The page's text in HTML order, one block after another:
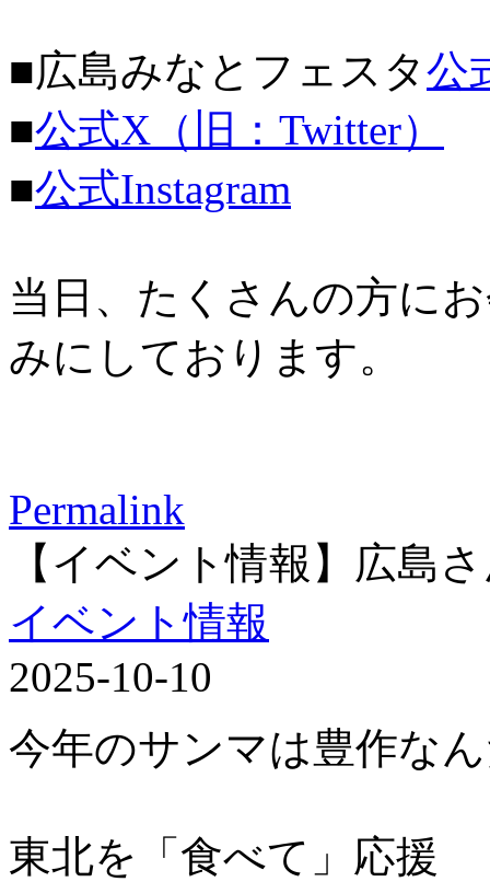
■広島みなとフェスタ公
■公式X（旧：Twitter）
■公式Instagram
当日、たくさんの方に
みにしております。
Permalink
【イベント情報】広島
イベント情報
2025-10-10
今年のサンマは豊作な
東北を「食べて」応援